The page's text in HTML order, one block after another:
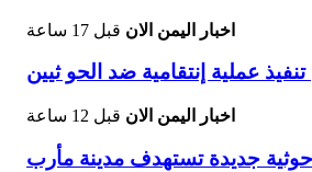
اخبار اليمن الان قبل 17 ساعة
عملية إنتقامية ضد الحو ثيين
اخبار اليمن الان قبل 12 ساعة
جديدة تستهدف مدينة مأرب